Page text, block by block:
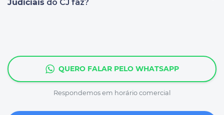
Judiciais do CJ faz?
QUERO FALAR PELO WHATSAPP
Respondemos em horário comercial